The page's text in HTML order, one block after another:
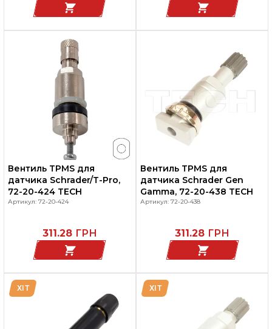
Вентиль TPMS для
датчика Schrader/T-Pro,
72-20-424 TECH
Артикул: 72-20-424
311.28 ГРН
Вентиль TPMS для
датчика Schrader Gen
Gamma, 72-20-438 TECH
Артикул: 72-20-438
311.28 ГРН
ХІТ ХІТ